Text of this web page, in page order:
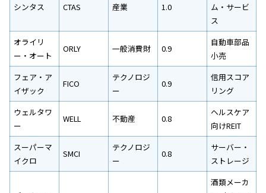
シンタス CTAS 産業 1.0
ム・サービ
ス
オライリ
ー・オート
ORLY 一般消費財 0.9
自動車部品
小売
フェア・ア
イザック
FICO
テクノロジ
ー
0.9
信用スコア
リング
ウェルタワ
ー
WELL 不動産 0.8
ヘルスケア
向けREIT
スーパーマ
イクロ
SMCI
テクノロジ
ー
0.8
サーバー・
ストレージ
酒類メーカ